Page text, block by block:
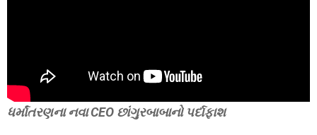
ધર્માંતરણના નવા CEO છાંગુરબાબાનો પર્દાફાશ